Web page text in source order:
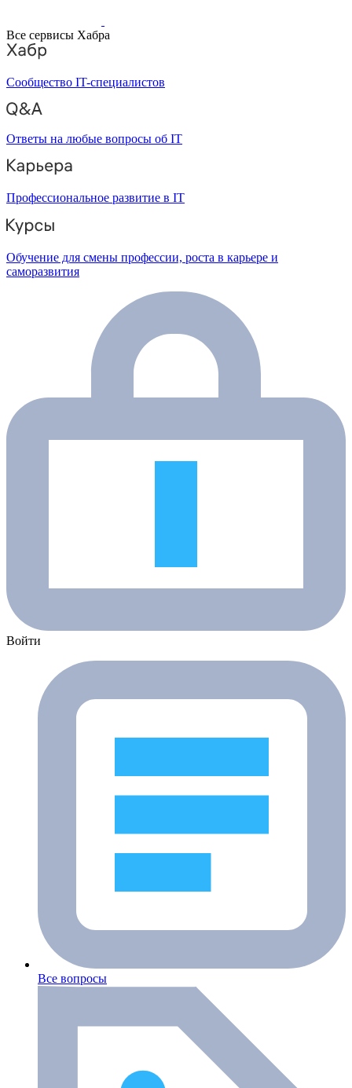
Все сервисы Хабра
Сообщество IT-специалистов
Ответы на любые вопросы об IT
Профессиональное развитие в IT
Обучение для смены профессии, роста в карьере и
саморазвития
Войти
Все вопросы